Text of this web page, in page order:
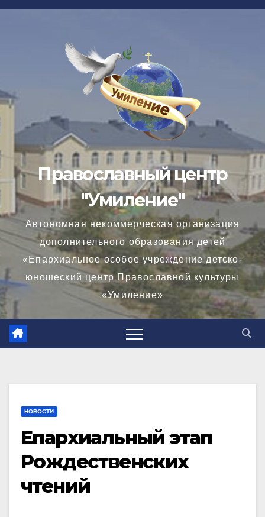
Перейти
Православный центр
"Умиление"
Автономная некоммерческая организация
дополнительного образования детей
«Епархиальное особое учреждение детско-
юношеский центр Православной культуры
«Умиление»
НОВОСТИ
Епархиальный этап
Рождественских
чтений